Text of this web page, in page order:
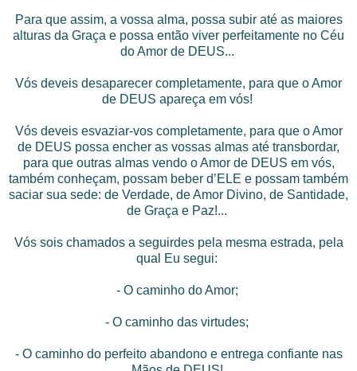
Para que assim, a vossa alma, possa subir até as maiores
alturas da Graça e possa então viver perfeitamente no Céu
do Amor de DEUS...
Vós deveis desaparecer completamente, para que o Amor
de DEUS apareça em vós!
Vós deveis esvaziar-vos completamente, para que o Amor
de DEUS possa encher as vossas almas até transbordar,
para que outras almas vendo o Amor de DEUS em vós,
também conheçam, possam beber d’ELE e possam também
saciar sua sede: de Verdade, de Amor Divino, de Santidade,
de Graça e Paz!...
Vós sois chamados a seguirdes pela mesma estrada, pela
qual Eu segui:
- O caminho do Amor;
- O caminho das virtudes;
- O caminho do perfeito abandono e entrega confiante nas